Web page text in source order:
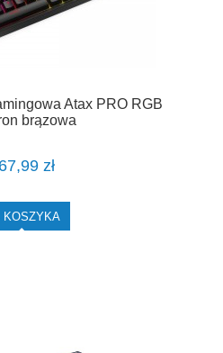
Atax PRO RGB
brązowa
zł
KOSZYKA